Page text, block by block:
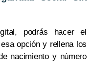
podrás hacer el
opción y rellena los
nacimiento y número